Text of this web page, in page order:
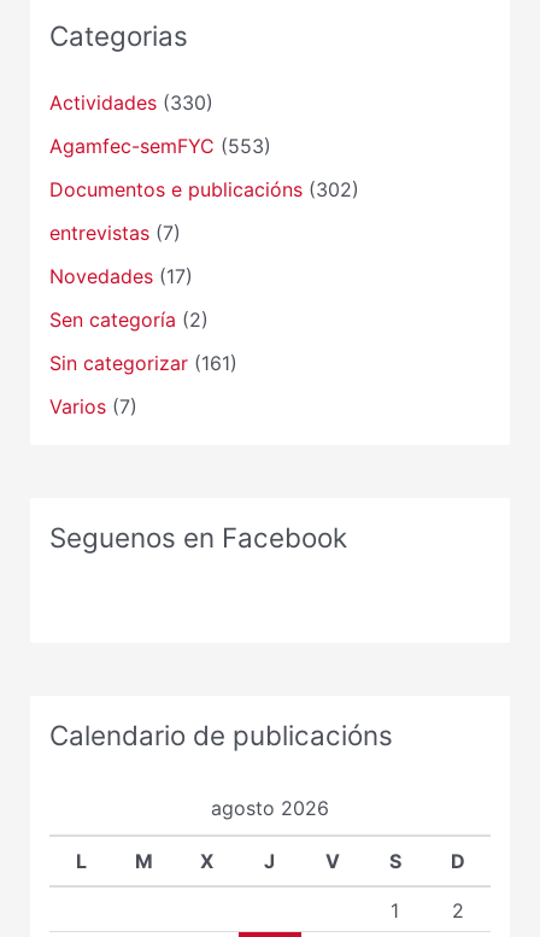
Categorias
Actividades(330)
Agamfec-semFYC (553)
Documentos e publicacións(302)
entrevistas(7)
Novedades(17)
Sen categoría (2)
Sin categorizar(161)
Varios(7)
Seguenos en Facebook
Calendario de publicacións
agosto 2026
L M X J V S D
1
2